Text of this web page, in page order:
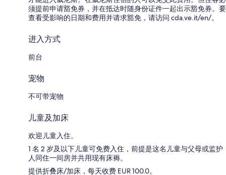
须提前申请豁免券，并在抵达时随身份证件一起出示豁免券。要
查看受影响的日期和费用并请求豁免，请访问 cda.ve.it/en/。
进入方式
前台
宠物
不可带宠物
儿童及加床
欢迎儿童入住。
1 名 2 岁及以下儿童可免费入住，前提是这名儿童与父母或监护
人同住一间房并共用现有床褥。
提供折叠床/加床，每天收费 EUR 100.0。